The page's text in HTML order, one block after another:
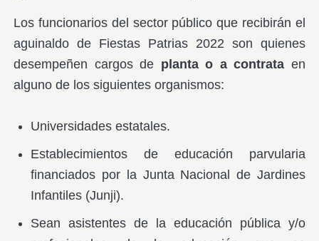
Los funcionarios del sector público que recibirán el
aguinaldo de Fiestas Patrias 2022 son quienes
desempeñen cargos de planta o a contrata en
alguno de los siguientes organismos:
Universidades estatales.
Establecimientos de educación parvularia
financiados por la Junta Nacional de Jardines
Infantiles (Junji).
Sean asistentes de la educación pública y/o